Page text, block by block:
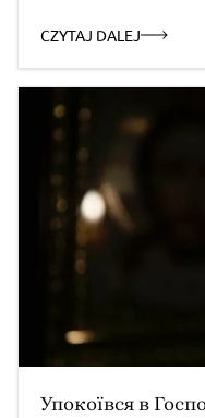
Крик разом із
пам’яттю провели в
CZYTAJ DALEJ
Упокоївся в